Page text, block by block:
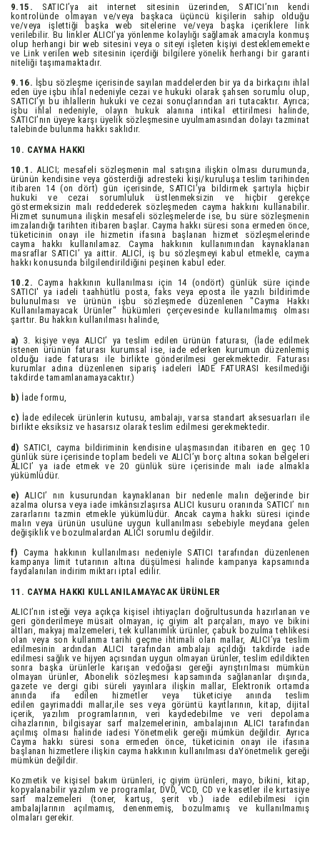
9.15. SATICI’ya ait internet sitesinin üzerinden, SATICI’nın kendi
kontrolünde olmayan ve/veya başkaca üçüncü kişilerin sahip olduğu
ve/veya işlettiği başka web sitelerine ve/veya başka içeriklere link
verilebilir. Bu linkler ALICI’ya yönlenme kolaylığı sağlamak amacıyla konmuş
olup herhangi bir web sitesini veya o siteyi işleten kişiyi desteklememekte
ve Link verilen web sitesinin içerdiği bilgilere yönelik herhangi bir garanti
niteliği taşımamaktadır.
9.16. İşbu sözleşme içerisinde sayılan maddelerden bir ya da birkaçını ihlal
eden üye işbu ihlal nedeniyle cezai ve hukuki olarak şahsen sorumlu olup,
SATICI’yı bu ihlallerin hukuki ve cezai sonuçlarından ari tutacaktır. Ayrıca;
işbu ihlal nedeniyle, olayın hukuk alanına intikal ettirilmesi halinde,
SATICI’nın üyeye karşı üyelik sözleşmesine uyulmamasından dolayı tazminat
talebinde bulunma hakkı saklıdır.
10. CAYMA HAKKI
10.1. ALICI; mesafeli sözleşmenin mal satışına ilişkin olması durumunda,
ürünün kendisine veya gösterdiği adresteki kişi/kuruluşa teslim tarihinden
itibaren 14 (on dört) gün içerisinde, SATICI’ya bildirmek şartıyla hiçbir
hukuki ve cezai sorumluluk üstlenmeksizin ve hiçbir gerekçe
göstermeksizin malı reddederek sözleşmeden cayma hakkını kullanabilir.
Hizmet sunumuna ilişkin mesafeli sözleşmelerde ise, bu süre sözleşmenin
imzalandığı tarihten itibaren başlar. Cayma hakkı süresi sona ermeden önce,
tüketicinin onayı ile hizmetin ifasına başlanan hizmet sözleşmelerinde
cayma hakkı kullanılamaz. Cayma hakkının kullanımından kaynaklanan
masraflar SATICI’ ya aittir. ALICI, iş bu sözleşmeyi kabul etmekle, cayma
hakkı konusunda bilgilendirildiğini peşinen kabul eder.
10.2. Cayma hakkının kullanılması için 14 (ondört) günlük süre içinde
SATICI' ya iadeli taahhütlü posta, faks veya eposta ile yazılı bildirimde
bulunulması ve ürünün işbu sözleşmede düzenlenen "Cayma Hakkı
Kullanılamayacak Ürünler" hükümleri çerçevesinde kullanılmamış olması
şarttır. Bu hakkın kullanılması halinde,
a) 3. kişiye veya ALICI’ ya teslim edilen ürünün faturası, (İade edilmek
istenen ürünün faturası kurumsal ise, iade ederken kurumun düzenlemiş
olduğu iade faturası ile birlikte gönderilmesi gerekmektedir. Faturası
kurumlar adına düzenlenen sipariş iadeleri İADE FATURASI kesilmediği
takdirde tamamlanamayacaktır.)
b) İade formu,
c) İade edilecek ürünlerin kutusu, ambalajı, varsa standart aksesuarları ile
birlikte eksiksiz ve hasarsız olarak teslim edilmesi gerekmektedir.
d) SATICI, cayma bildiriminin kendisine ulaşmasından itibaren en geç 10
günlük süre içerisinde toplam bedeli ve ALICI’yı borç altına sokan belgeleri
ALICI’ ya iade etmek ve 20 günlük süre içerisinde malı iade almakla
yükümlüdür.
e) ALICI’ nın kusurundan kaynaklanan bir nedenle malın değerinde bir
azalma olursa veya iade imkânsızlaşırsa ALICI kusuru oranında SATICI’ nın
zararlarını tazmin etmekle yükümlüdür. Ancak cayma hakkı süresi içinde
malın veya ürünün usulüne uygun kullanılması sebebiyle meydana gelen
değişiklik ve bozulmalardan ALICI sorumlu değildir.
f) Cayma hakkının kullanılması nedeniyle SATICI tarafından düzenlenen
kampanya limit tutarının altına düşülmesi halinde kampanya kapsamında
faydalanılan indirim miktarı iptal edilir.
11. CAYMA HAKKI KULLANILAMAYACAK ÜRÜNLER
ALICI’nın isteği veya açıkça kişisel ihtiyaçları doğrultusunda hazırlanan ve
geri gönderilmeye müsait olmayan, iç giyim alt parçaları, mayo ve bikini
altları, makyaj malzemeleri, tek kullanımlık ürünler, çabuk bozulma tehlikesi
olan veya son kullanma tarihi geçme ihtimali olan mallar, ALICI’ya teslim
edilmesinin ardından ALICI tarafından ambalajı açıldığı takdirde iade
edilmesi sağlık ve hijyen açısından uygun olmayan ürünler, teslim edildikten
sonra başka ürünlerle karışan vedoğası gereği ayrıştırılması mümkün
olmayan ürünler, Abonelik sözleşmesi kapsamında sağlananlar dışında,
gazete ve dergi gibi süreli yayınlara ilişkin mallar, Elektronik ortamda
anında ifa edilen hizmetler veya tüketiciye anında teslim
edilen gayrimaddi mallar,ile ses veya görüntü kayıtlarının, kitap, dijital
içerik, yazılım programlarının, veri kaydedebilme ve veri depolama
cihazlarının, bilgisayar sarf malzemelerinin, ambalajının ALICI tarafından
açılmış olması halinde iadesi Yönetmelik gereği mümkün değildir. Ayrıca
Cayma hakkı süresi sona ermeden önce, tüketicinin onayı ile ifasına
başlanan hizmetlere ilişkin cayma hakkının kullanılması daYönetmelik gereği
mümkün değildir.
Kozmetik ve kişisel bakım ürünleri, iç giyim ürünleri, mayo, bikini, kitap,
kopyalanabilir yazılım ve programlar, DVD, VCD, CD ve kasetler ile kırtasiye
sarf malzemeleri (toner, kartuş, şerit vb.) iade edilebilmesi için
ambalajlarının açılmamış, denenmemiş, bozulmamış ve kullanılmamış
olmaları gerekir.